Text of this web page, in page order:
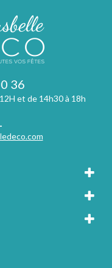
36
et de 14h30 à 18h